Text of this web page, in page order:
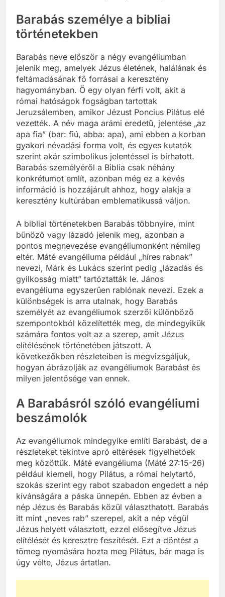
Barabás személye a bibliai
történetekben
Barabás neve először a négy evangéliumban
jelenik meg, amelyek Jézus életének, halálának és
feltámadásának fő forrásai a keresztény
hagyományban. Ő egy olyan férfi volt, akit a
római hatóságok fogságban tartottak
Jeruzsálemben, amikor Jézust Poncius Pilátus elé
vezették. A név maga arámi eredetű, jelentése „az
apa fia” (bar: fiú, abba: apa), ami ebben a korban
gyakori névadási forma volt, és egyes kutatók
szerint akár szimbolikus jelentéssel is bírhatott.
Barabás személyéről a Biblia csak néhány
konkrétumot említ, azonban még ez a kevés
információ is hozzájárult ahhoz, hogy alakja a
keresztény kultúrában emblematikussá váljon.
A bibliai történetekben Barabás többnyire, mint
bűnöző vagy lázadó jelenik meg, azonban a
pontos megnevezése evangéliumonként némileg
eltér. Máté evangéliuma például „híres rabnak”
nevezi, Márk és Lukács szerint pedig „lázadás és
gyilkosság miatt” tartóztatták le. János
evangéliuma egyszerűen rablónak nevezi. Ezek a
különbségek is arra utalnak, hogy Barabás
személyét az evangéliumok szerzői különböző
szempontokból közelítették meg, de mindegyikük
számára fontos volt az a szerep, amit Jézus
elítélésének történetében játszott. A
következőkben részleteiben is megvizsgáljuk,
hogyan ábrázolják az evangéliumok Barabást és
milyen jelentősége van ennek.
A Barabásról szóló evangéliumi
beszámolók
Az evangéliumok mindegyike említi Barabást, de a
részleteket tekintve apró eltérések figyelhetőek
meg közöttük. Máté evangéliuma (Máté 27:15-26)
például kiemeli, hogy Pilátus, a római helytartó,
szokás szerint egy rabot szabadon engedett a nép
kívánságára a páska ünnepén. Ebben az évben a
nép Jézus és Barabás közül választhatott. Barabás
itt mint „neves rab” szerepel, akit a nép végül
Jézus helyett választott, ezzel elősegítve Jézus
elítélését és keresztre feszítését. Ezt a döntést a
tömeg nyomására hozta meg Pilátus, bár maga is
úgy vélte, Jézus ártatlan.